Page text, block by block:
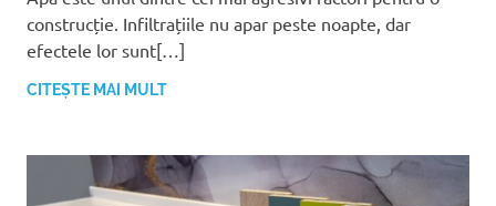
construcție. Infiltrațiile nu apar peste noapte, dar
efectele lor sunt[…]
CITEȘTE MAI MULT